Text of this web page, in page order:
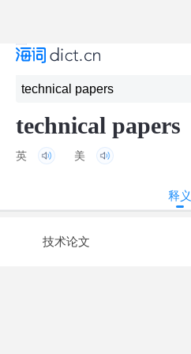
technical papers
英 美
释义
技术论文